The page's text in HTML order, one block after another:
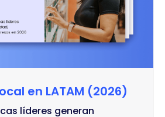
en LATAM (2026)
líderes generan